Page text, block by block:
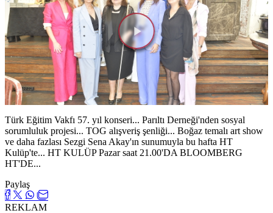
Videoyu
Oynat
Türk Eğitim Vakfı 57. yıl konseri... Parıltı Derneği'nden sosyal
sorumluluk projesi... TOG alışveriş şenliği... Boğaz temalı art show
ve daha fazlası Sezgi Sena Akay'ın sunumuyla bu hafta HT
Kulüp'te... HT KULÜP Pazar saat 21.00'DA BLOOMBERG
HT'DE...
Paylaş
REKLAM